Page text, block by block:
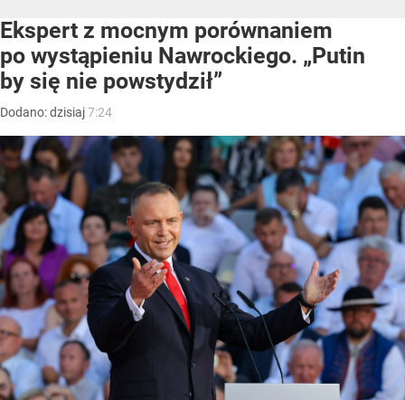
Ekspert z mocnym porównaniem
po wystąpieniu Nawrockiego. „Putin
by się nie powstydził”
Dodano:dzisiaj7:24